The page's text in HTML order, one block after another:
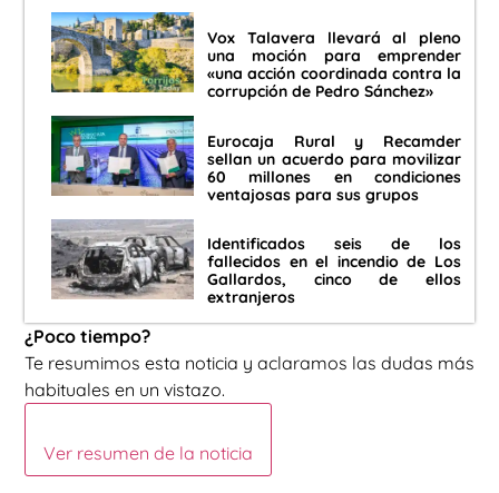
Vox Talavera llevará al pleno
una moción para emprender
«una acción coordinada contra la
corrupción de Pedro Sánchez»
Eurocaja Rural y Recamder
sellan un acuerdo para movilizar
60 millones en condiciones
ventajosas para sus grupos
Identificados seis de los
fallecidos en el incendio de Los
Gallardos, cinco de ellos
extranjeros
¿Poco tiempo?
Te resumimos esta noticia y aclaramos las dudas más
habituales en un vistazo.
Ver resumen de la noticia